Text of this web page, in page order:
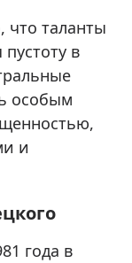
что таланты
в
особым
и
года в